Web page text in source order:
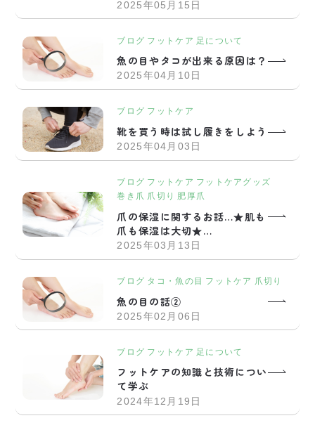
2025年05月15日
ブログ フットケア 足について
魚の目やタコが出来る原因は？
2025年04月10日
ブログ フットケア
靴を買う時は試し履きをしよう
2025年04月03日
ブログ フットケア フットケアグッズ
巻き爪 爪切り 肥厚爪
爪の保湿に関するお話…★肌も
爪も保湿は大切★…
2025年03月13日
ブログ タコ・魚の目 フットケア 爪切り
魚の目の話②
2025年02月06日
ブログ フットケア 足について
フットケアの知識と技術につい
て学ぶ
2024年12月19日